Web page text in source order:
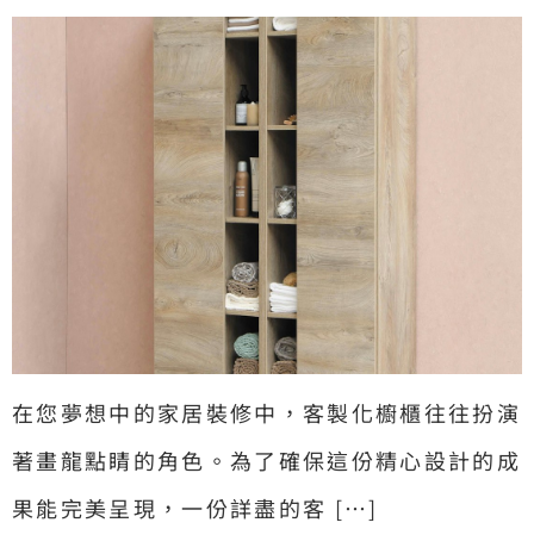
在您夢想中的家居裝修中，客製化櫥櫃往往扮演
著畫龍點睛的角色。為了確保這份精心設計的成
果能完美呈現，一份詳盡的客 […]